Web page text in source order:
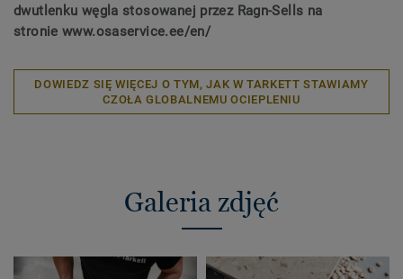
dwutlenku węgla stosowanej przez Ragn-Sells na
stronie www.osaservice.ee/en/
DOWIEDZ SIĘ WIĘCEJ O TYM, JAK W TARKETT STAWIAMY
CZOŁA GLOBALNEMU OCIEPLENIU
Galeria zdjęć